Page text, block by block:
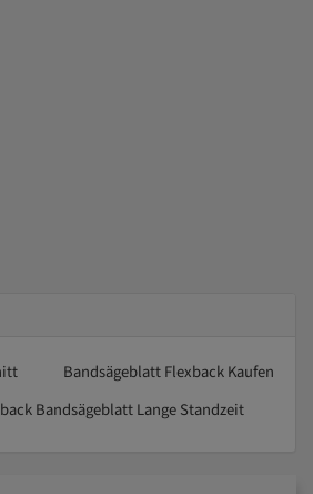
Bandsägeblatt Flexback Kaufen
Bandsägeblatt Lange Standzeit